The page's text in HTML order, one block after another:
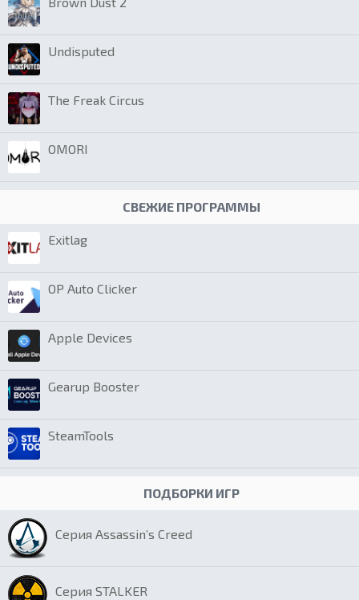
Undisputed
The Freak Circus
OMORI
СВЕЖИЕ ПРОГРАММЫ
Exitlag
OP Auto Clicker
Apple Devices
Gearup Booster
SteamTools
ПОДБОРКИ ИГР
Серия Assassin’s Creed
Серия STALKER